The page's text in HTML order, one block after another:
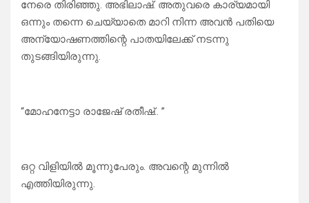
നേരെ തിരിഞ്ഞു. അഭിലാഷ്. അതുവരെ കാര്യമായി
ഒന്നും തന്നെ ചെയ്യാതെ മാറി നിന്ന അവൻ പതിയെ
അന്യോഷണത്തിന്റെ പാതയിലേക്ക് നടന്നു
തുടങ്ങിയിരുന്നു.
“മോഹനേട്ടാ രാജേഷ് രതീഷ്.. ”
ഒറ്റ വിളിയിൽ മൂന്നുപേരും. അവന്റെ മുന്നിൽ
എത്തിയിരുന്നു.